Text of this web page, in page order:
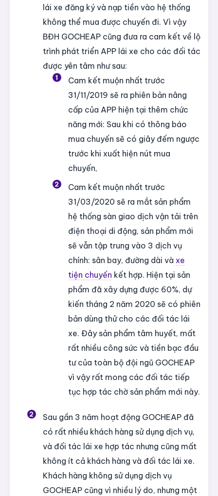
lái xe đăng ký và nạp tiền vào hệ thống
không thể mua được chuyến đi. Vì vậy
BĐH GOCHEAP cũng đưa ra cam kết về lộ
trình phát triển APP lái xe cho các đối tác
được yên tâm như sau:
Cam kết muộn nhất trước
31/11/2019 sẽ ra phiên bản nâng
cấp của APP hiện tại thêm chức
năng mới: Sau khi có thông báo
mua chuyến sẽ có giây đếm ngược
trước khi xuất hiện nút mua
chuyến,
Cam kết muộn nhất trước
31/03/2020 sẽ ra mắt sản phẩm
hệ thống sàn giao dịch vận tải trên
điện thoại di động, sản phẩm mới
sẽ vẫn tập trung vào 3 dịch vụ
chính: sân bay, đường dài và xe
tiện chuyến kết hợp. Hiện tại sản
phẩm đã xây dựng được 60%, dự
kiến tháng 2 năm 2020 sẽ có phiên
bản dùng thử cho các đối tác lái
xe. Đây sản phẩm tâm huyết, mất
rất nhiều công sức và tiền bạc đầu
tư của toàn bộ đội ngũ GOCHEAP
vì vậy rất mong các đối tác tiếp
tục hợp tác chờ sản phẩm mới này.
Sau gần 3 năm hoạt động GOCHEAP đã
có rất nhiều khách hàng sử dụng dịch vụ,
và đối tác lái xe hợp tác nhưng cũng mất
không ít cả khách hàng và đối tác lái xe.
Khách hàng không sử dụng dịch vụ
GOCHEAP cũng vì nhiều lý do, nhưng một